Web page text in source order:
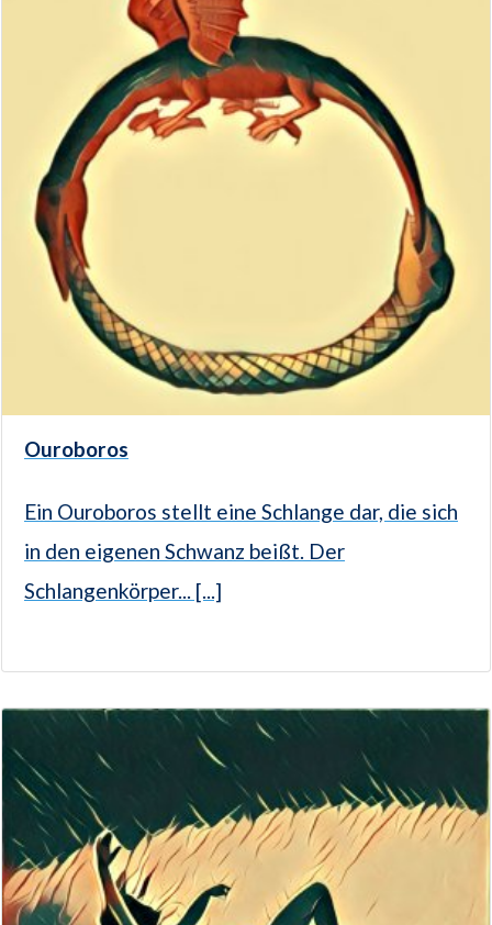
Ouroboros
Ein Ouroboros stellt eine Schlange dar, die sich
in den eigenen Schwanz beißt. Der
Schlangenkörper... [...]